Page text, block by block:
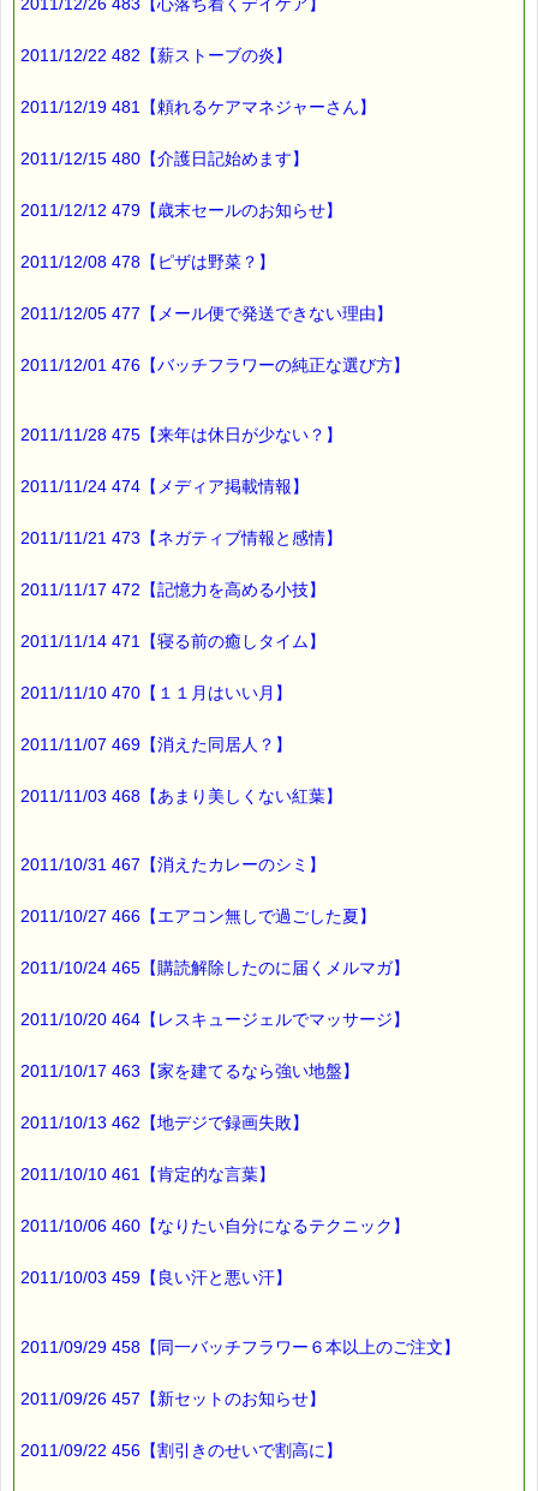
メニューはカレーライス
息子は
食卓に着きました。
その時、
カレーのシミを付けないよう
予感が的中してしまいました (-_-;)
と夫が言うので、
日の光が当たる場所に
干してみました。
すっかり消えたではありませんか w(゜o゜)w
カレーの色素は
子どもが小さかった頃
よだれかけに付けた
いつの間にか
きれいにしてくれてたんですね。
こちらも、お日様の恩恵を受けていますよー (*^_^*)
━━━━━━━━━━━━━━━━━━━━☆
割引）
（※くじタイプのｅクーポンは使えません）
2011/12/26 483【心落ち着くデイケア】
2011/12/22 482【薪ストーブの炎】
2011/12/19 481【頼れるケアマネジャーさん】
2011/12/15 480【介護日記始めます】
2011/12/12 479【歳末セールのお知らせ】
2011/12/08 478【ピザは野菜？】
2011/12/05 477【メール便で発送できない理由】
2011/12/01 476【バッチフラワーの純正な選び方】
2011/11/28 475【来年は休日が少ない？】
2011/11/24 474【メディア掲載情報】
2011/11/21 473【ネガティブ情報と感情】
2011/11/17 472【記憶力を高める小技】
2011/11/14 471【寝る前の癒しタイム】
2011/11/10 470【１１月はいい月】
2011/11/07 469【消えた同居人？】
2011/11/03 468【あまり美しくない紅葉】
2011/10/31 467【消えたカレーのシミ】
2011/10/27 466【エアコン無しで過ごした夏】
2011/10/24 465【購読解除したのに届くメルマガ】
2011/10/20 464【レスキュージェルでマッサージ】
2011/10/17 463【家を建てるなら強い地盤】
2011/10/13 462【地デジで録画失敗】
2011/10/10 461【肯定的な言葉】
2011/10/06 460【なりたい自分になるテクニック】
2011/10/03 459【良い汗と悪い汗】
2011/09/29 458【同一バッチフラワー６本以上のご注文】
2011/09/26 457【新セットのお知らせ】
2011/09/22 456【割引きのせいで割高に】